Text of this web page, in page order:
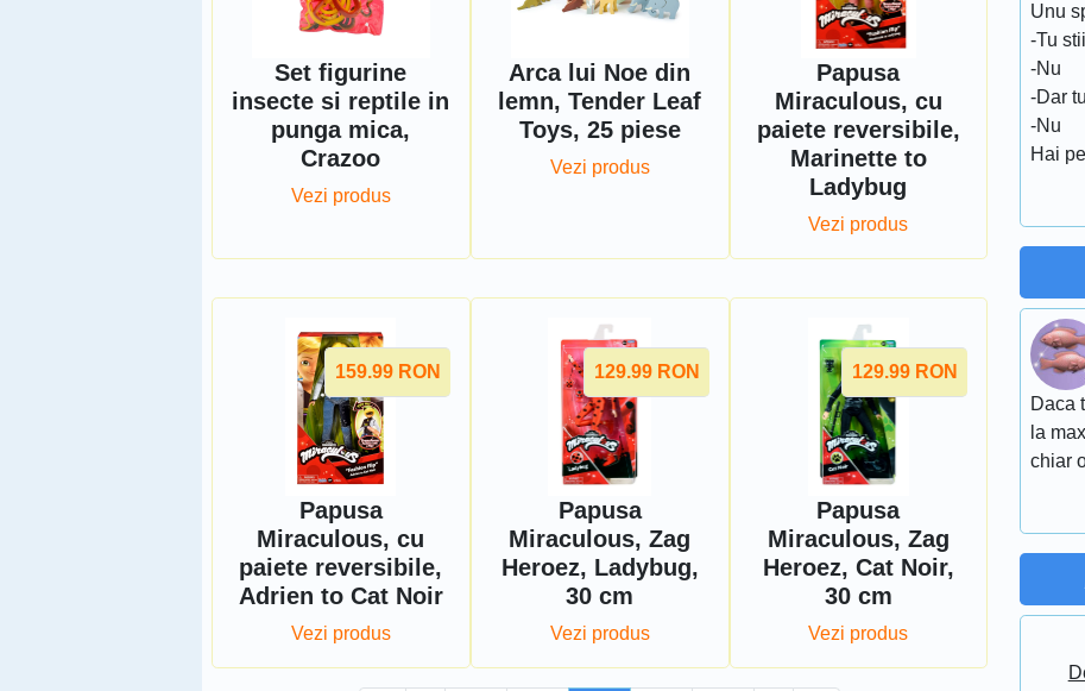
Set figurine
insecte si reptile in
punga mica,
Crazoo
Vezi produs
Arca lui Noe din
lemn, Tender Leaf
Toys, 25 piese
Vezi produs
Papusa
Miraculous, cu
paiete reversibile,
Marinette to
Ladybug
Vezi produs
159.99 RON
Papusa
Miraculous, cu
paiete reversibile,
Adrien to Cat Noir
Vezi produs
129.99 RON
Papusa
Miraculous, Zag
Heroez, Ladybug,
30 cm
Vezi produs
129.99 RON
Papusa
Miraculous, Zag
Heroez, Cat Noir,
30 cm
Vezi produs
Unu
-Tu
-Nu
-Dar
-Nu
Hai
Daca
la
chiar